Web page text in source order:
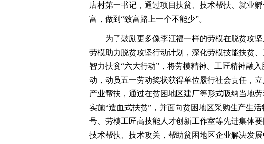
店村第一书记，通过项目扶贫、技术帮扶、就业
富，做到“致富路上一个不能少”。
为了鼓励更多像李江福一样的劳模在脱贫攻坚
劳模助力脱贫攻坚行动计划，深化劳模技能扶贫
智力扶贫“六大行动”，将劳模精神、工匠精神融
动，动员五一劳动奖状获得单位履行社会责任，
产业帮扶，通过在贫困地区建厂等形式吸纳当地
实施“造血式扶贫”，并面向贫困地区采购生产生
号、劳模工匠高技能人才创新工作室等先进集体
技术帮扶、技术攻关，帮助贫困地区企业解决发